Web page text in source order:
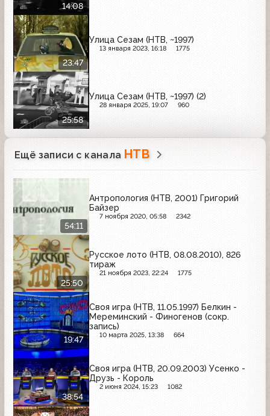
14:08
23:47
Улица Сезам (НТВ, ~1997)
13 января 2023, 16:18 1775
25:58
Улица Сезам (НТВ, ~1997) (2)
28 января 2025, 19:07 960
Ещё записи с канала НТВ
54:11
Антропология (НТВ, 2001) Григорий
Байзер
7 ноября 2020, 05:58 2342
25:50
Русское лото (НТВ, 08.08.2010), 826
тираж
21 ноября 2023, 22:24 1775
19:47
Своя игра (НТВ, 11.05.1997) Белкин -
Мереминский - Финогенов (сокр.
запись)
10 марта 2025, 13:38 664
38:54
Своя игра (НТВ, 20.09.2003) Усенко -
Друзь - Король
2 июня 2024, 15:23 1082